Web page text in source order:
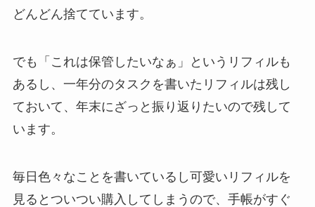
どんどん捨てています。
でも「これは保管したいなぁ」というリフィルも
あるし、一年分のタスクを書いたリフィルは残し
ておいて、年末にざっと振り返りたいので残して
います。
毎日色々なことを書いているし可愛いリフィルを
見るとついつい購入してしまうので、手帳がすぐ